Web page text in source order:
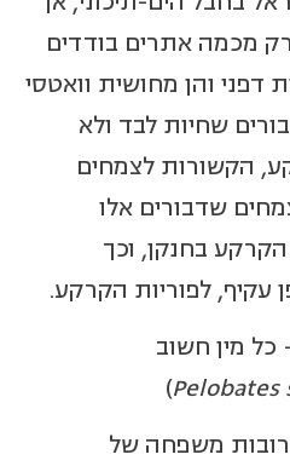
מכמה אתרים בודדים
דפני והן מחושית וואטסי
שחיות לבד ולא
הקשורות לצמחים
שדבורים אלו
בחנקן, וכך
עקיף, לפוריות הקרקע.
כל מין חשוב
Pelobates
)
משפחה של